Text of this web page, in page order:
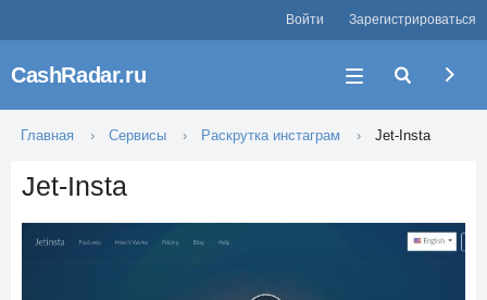
Войти Зарегистрироваться
CashRadar.ru
Главная Сервисы Раскрутка инстаграм Jet-Insta
Jet-Insta